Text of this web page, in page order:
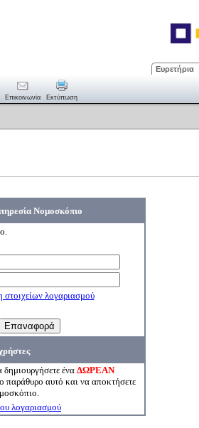
Ευρετήρια
Επικοινωνία Εκτύπωση